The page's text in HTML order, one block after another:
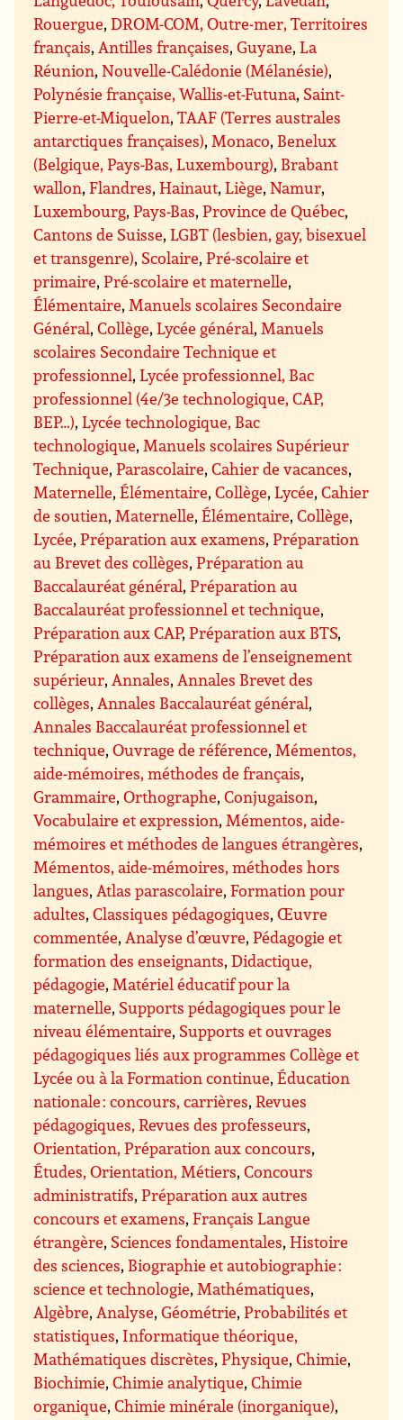
Rouergue,DROM-COM, Outre-mer, Territoires
français, Antilles françaises,Guyane,La
Réunion,Nouvelle-Calédonie (Mélanésie),
Polynésie française, Wallis-et-Futuna, Saint-
Pierre-et-Miquelon,TAAF (Terres australes
antarctiques françaises), Monaco, Benelux
(Belgique, Pays-Bas, Luxembourg), Brabant
wallon,Flandres,Hainaut,Liège,Namur,
Luxembourg,Pays-Bas,Province de Québec,
Cantons de Suisse,LGBT (lesbien, gay, bisexuel
et transgenre), Scolaire,Pré-scolaire et
primaire,Pré-scolaire et maternelle,
Élémentaire, Manuels scolaires Secondaire
Général,Collège,Lycée général, Manuels
scolaires Secondaire Technique et
professionnel,Lycée professionnel, Bac
professionnel (4e/3e technologique, CAP,
BEP…),Lycée technologique, Bac
technologique, Manuels scolaires Supérieur
Technique,Parascolaire,Cahier de vacances,
Maternelle,Élémentaire,Collège,Lycée,Cahier
de soutien, Maternelle,Élémentaire,Collège,
Lycée,Préparation aux examens,Préparation
au Brevet des collèges,Préparation au
Baccalauréat général,Préparation au
Baccalauréat professionnel et technique,
Préparation aux CAP,Préparation aux BTS,
Préparation aux examens de l’enseignement
supérieur, Annales, Annales Brevet des
collèges, Annales Baccalauréat général,
Annales Baccalauréat professionnel et
technique,Ouvrage de référence, Mémentos,
aide-mémoires, méthodes de français,
Grammaire,Orthographe,Conjugaison,
Vocabulaire et expression, Mémentos, aide-
mémoires et méthodes de langues étrangères,
Mémentos, aide-mémoires, méthodes hors
langues, Atlas parascolaire,Formation pour
adultes,Classiques pédagogiques,Œuvre
commentée, Analyse d’œuvre,Pédagogie et
formation des enseignants,Didactique,
pédagogie, Matériel éducatif pour la
maternelle, Supports pédagogiques pour le
niveau élémentaire, Supports et ouvrages
pédagogiques liés aux programmes Collège et
Lycée ou à la Formation continue,Éducation
nationale : concours, carrières,Revues
pédagogiques, Revues des professeurs,
Orientation, Préparation aux concours,
Études, Orientation, Métiers,Concours
administratifs,Préparation aux autres
concours et examens,Français Langue
étrangère, Sciences fondamentales,Histoire
des sciences, Biographie et autobiographie :
science et technologie, Mathématiques,
Algèbre, Analyse,Géométrie,Probabilités et
statistiques, Informatique théorique,
Mathématiques discrètes,Physique,Chimie,
Biochimie,Chimie analytique,Chimie
organique,Chimie minérale (inorganique),